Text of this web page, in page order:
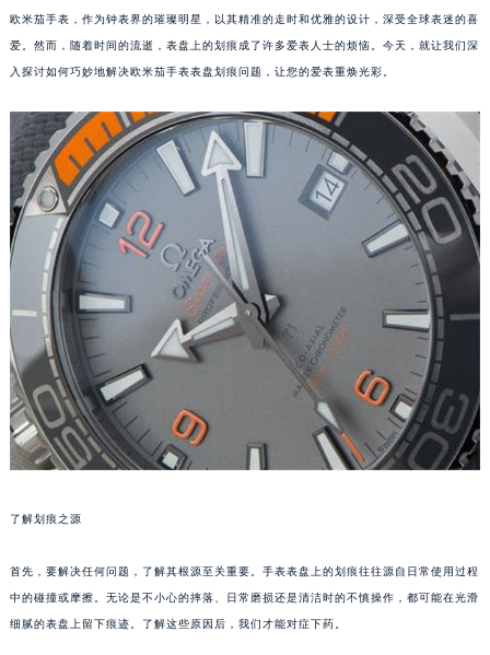
欧米茄手表，作为钟表界的璀璨明星，以其精准的走时和优雅的设计，深受全球表迷的喜
爱。然而，随着时间的流逝，表盘上的划痕成了许多爱表人士的烦恼。今天，就让我们深
入探讨如何巧妙地解决欧米茄手表表盘划痕问题，让您的爱表重焕光彩。
了解划痕之源
首先，要解决任何问题，了解其根源至关重要。手表表盘上的划痕往往源自日常使用过程
中的碰撞或摩擦。无论是不小心的摔落、日常磨损还是清洁时的不慎操作，都可能在光滑
细腻的表盘上留下痕迹。了解这些原因后，我们才能对症下药。